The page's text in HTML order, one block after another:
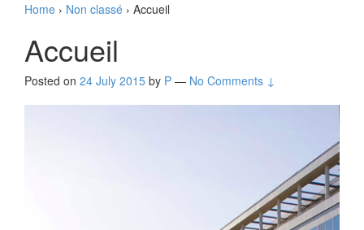
Home › Non classé › Accueil
Accueil
Posted on 24 July 2015 by P — No Comments ↓